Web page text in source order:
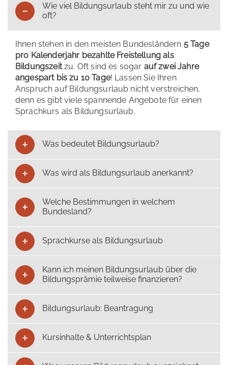
Wie viel Bildungsurlaub steht mir zu und wie
oft?
Ihnen stehen in den meisten Bundesländern 5 Tage
pro Kalenderjahr bezahlte Freistellung als
Bildungszeitzu. Oft sind es sogar auf zwei Jahre
angespart bis zu 10 Tage! Lassen Sie Ihren
Anspruch auf Bildungsurlaub nicht verstreichen,
denn es gibt viele spannende Angebote für einen
Sprachkurs als Bildungsurlaub.
Was bedeutet Bildungsurlaub?
Was wird als Bildungsurlaub anerkannt?
Welche Bestimmungen in welchem
Bundesland?
Sprachkurse als Bildungsurlaub
Kann ich meinen Bildungsurlaub über die
Bildungsprämie teilweise finanzieren?
Bildungsurlaub: Beantragung
Kursinhalte & Unterrichtsplan